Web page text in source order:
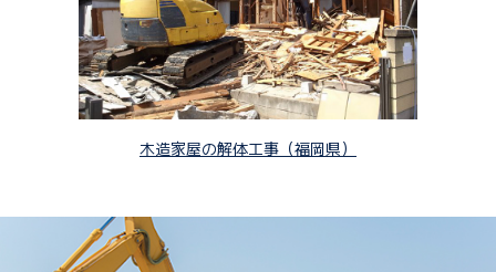
木造家屋の解体工事（福岡県）